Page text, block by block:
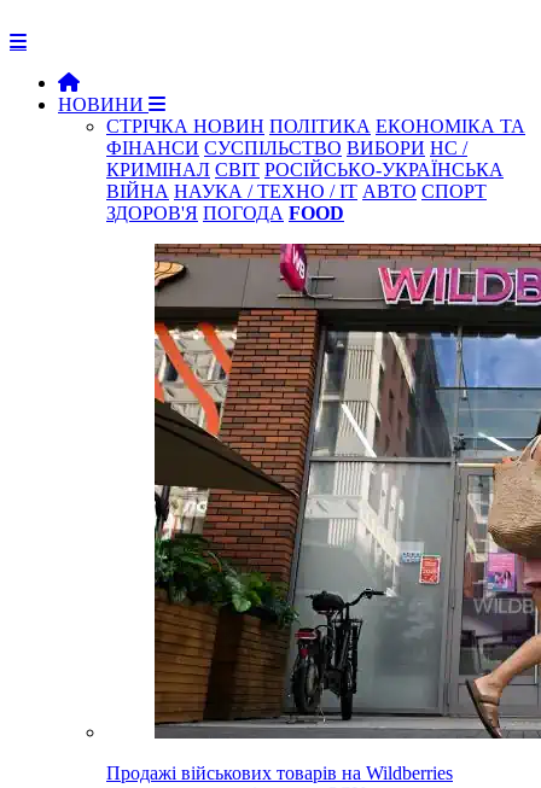
НОВИНИ
СТРІЧКА НОВИН ПОЛІТИКА ЕКОНОМІКА ТА
ФІНАНСИ СУСПІЛЬСТВО ВИБОРИ НС /
КРИМІНАЛ СВІТ РОСІЙСЬКО-УКРАЇНСЬКА
ВІЙНА НАУКА / ТЕХНО / IT АВТО СПОРТ
ЗДОРОВ'Я ПОГОДА FOOD
Продажі військових товарів на Wildberries